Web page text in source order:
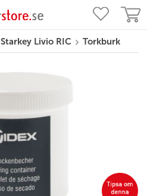
Starkey Livio RIC Torkburk